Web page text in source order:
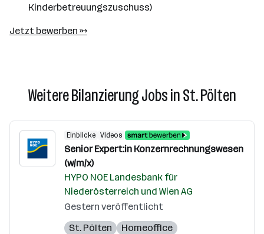
Kinderbetreuungszuschuss)
Jetzt bewerben →
Weitere Bilanzierung Jobs in St. Pölten
Einblicke Videos
Senior Expert:in Konzernrechnungswesen
(w/m/x)
HYPO NOE Landesbank für
Niederösterreich und Wien AG
Gestern veröffentlicht
St. Pölten
Homeoffice